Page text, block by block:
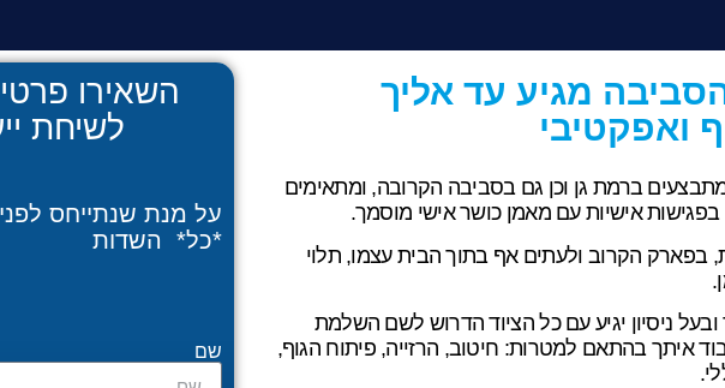
מגיע עד אליך
ואפקטיבי
כושר אישיים עם מאמן מצוות גוף1 מתבצעים ברמת גן וכן גם בסביבה הקרובה, ומתאימים
בפגישות אישיות עם מאמן כושר אישי מוסמך.
בפארק הקרוב ולעתים אף בתוך הבית עצמו, תלוי
ניסיון יגיע עם כל הציוד הדרוש לשם השלמת
איתך בהתאם למטרות: חיטוב, הרזייה, פיתוח הגוף,
השאירו
לשיחת
על מנת שנתייחס
*כל* השדות
שם